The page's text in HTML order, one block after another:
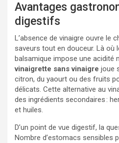
Avantages
digestifs
L’absence de vinaigre ouvre le
saveurs tout en douceur. Là où
balsamique impose une acidité
vinaigrette sans vinaigre joue
citron, du yaourt ou des fruits
délicats. Cette alternative au
des ingrédients secondaires :
et huiles.
D’un point de vue digestif, la
Nombre d’estomacs sensibles